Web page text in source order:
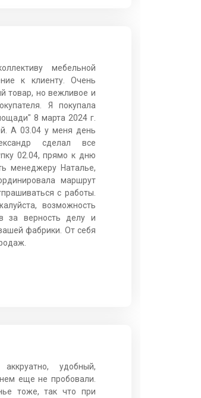
мебельной
к клиенту. Очень
товар, но вежливое и
Я покупала
8 марта 2024 г.
А 03.04 у меня день
сделал все
02.04, прямо к дню
менеджеру Наталье,
маршрут
с работы.
возможность
за верность делу и
фабрики. От себя
удобный,
еще не пробовали.
тоже, так что при